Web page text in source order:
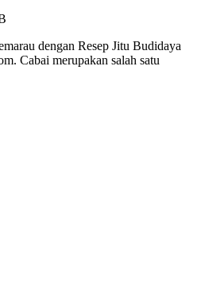
dengan Resep Jitu Budidaya
Cabai merupakan salah satu